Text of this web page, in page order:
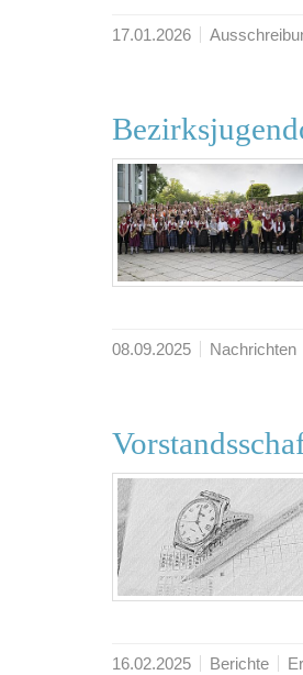
17.01.2026
08.09.2025 Nachrichten
16.02.2025 Berichte